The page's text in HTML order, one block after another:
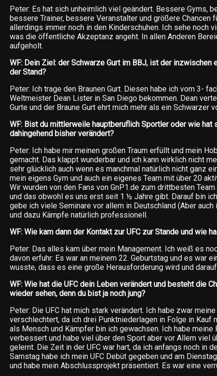
Peter: Es hat sich unheimlich viel geändert. Bessere Gyms,
bessere Trainer, bessere Veranstalter und größere Chancen
allerdings immer noch in den Kinderschuhen. Ich sehe noch
was die öffentliche Akzeptanz angeht. In allen Anderen
aufgeholt.
WF: Dein Ziel: der Schwarze Gurt im BBJ, ist der
der Stand?
Peter: Ich trage den Braunen Gurt. Diesen habe ich vom 3-
Weltmeister Dean Lister in San Diego bekommen. Dean
Gurte und der Braune Gurt ehrt mich mehr als ein Schwarzer
WF: Bist du mittlerweile hauptberuflich Sportler oder wie hat
dahingehend bisher verändert?
Peter: Ich habe mir meinen großen Traum erfüllt und mein
gemacht. Das klappt wunderbar und ich kann wirklich nicht
sehr glücklich auch wenn es manchmal natürlich nicht ganz
mein eigens Gym und auch ein eigenes Team mit über 20
Wir wurden von den Fans von GnP1.de zum drittbesten
und das obwohl es uns erst seit 1 ½ Jahre gibt. Darauf bin
gebe ich viele Seminare vor allem in Deutschland (Aber auch
und dazu Kämpfe natürlich professionell.
WF: Wie kam dann der Kontakt zur UFC zur Stande und wie
Peter: Das alles kam über mein Management. Ich weiß es
davon erfuhr: Es war an meinem 22. Geburtstag und es war
wusste, dass es eine große Herausforderung wird und
WF: Wie hat die UFC dein Leben verändert und besteht die
wieder sehen, denn du bist ja noch jung?
Peter: Die UFC hat mich stark verändert. Ich habe zwar
verschlechtert, da ich drei Punktniederlagen in Folge in Kauf
als Mensch und Kämpfer bin ich gewachsen. Ich habe meine
verbessert und habe viel über den Sport aber vor Allem viel
gelernt. Die Zeit in der UFC war hart, da ich anfangs noch in
Samstag habe ich mein UFC Debüt gegeben und am
und habe mein Abschlussprojekt präsentiert. Es war eine